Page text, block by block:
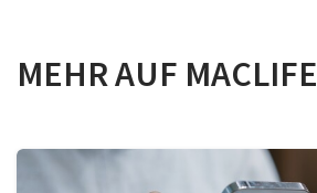
MEHR AUF MACLIFE